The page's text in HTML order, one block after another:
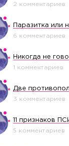
2 комментариев
6 комментариев
1 комментариев
3 комментариев
5 комментариев